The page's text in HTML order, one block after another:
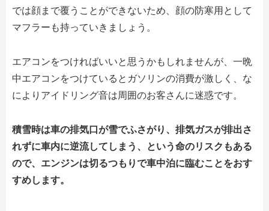
では顔まで覆うことができないため、顔の防寒用として
マフラーも持っていきましょう。
エアコンをつければいいと思うかもしれませんが、一晩
中エアコンをつけているとガソリンの消費が激しく、な
によりアイドリング音は周囲のお客さんに迷惑です。
積雪時は車の排気口が雪でふさがり、排気ガスが排出さ
れずに車内に逆流してしまう、という命のリスクもある
ので、エンジンは切るつもりで車中泊に臨むことをおす
すめします。